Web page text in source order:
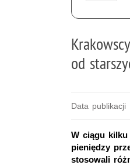
od
Data publikacji
W ciągu kilku
pieniędzy
stosowali